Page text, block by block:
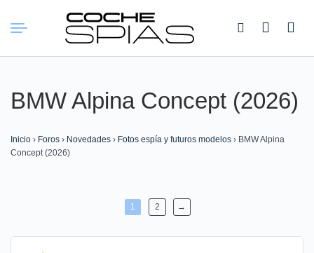
Buscar:
BMW Alpina Concept (2026)
Inicio › Foros › Novedades › Fotos espía y futuros modelos › BMW Alpina
Concept (2026)
1 2 →